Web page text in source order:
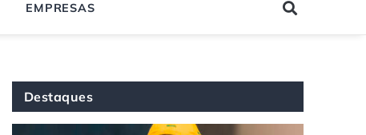
EMPRESAS
Destaques